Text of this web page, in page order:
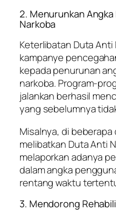
2. Menurunkan
Narkoba
Keterlibatan Duta Anti
kampanye
kepada penurunan
narkoba. Program-
jalankan berhasil
yang sebelumnya
Misalnya, di
melibatkan Duta Anti
melaporkan adanya
dalam angka
rentang waktu
3. Mendorong